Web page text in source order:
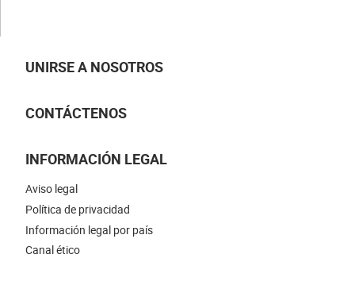
UNIRSE A NOSOTROS
CONTÁCTENOS
INFORMACIÓN LEGAL
Aviso legal
Política de privacidad
Información legal por país
Canal ético